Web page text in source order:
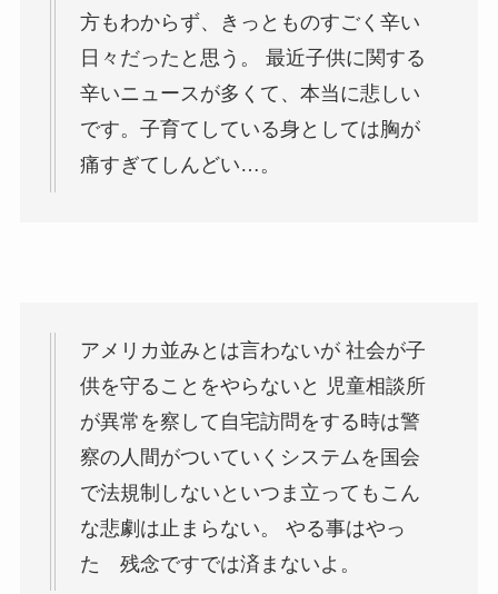
方もわからず、きっとものすごく辛い
日々だったと思う。 最近子供に関する
辛いニュースが多くて、本当に悲しい
です。子育てしている身としては胸が
痛すぎてしんどい…。
アメリカ並みとは言わないが 社会が子
供を守ることをやらないと 児童相談所
が異常を察して自宅訪問をする時は警
察の人間がついていくシステムを国会
で法規制しないといつま立ってもこん
な悲劇は止まらない。 やる事はやっ
た 残念ですでは済まないよ。